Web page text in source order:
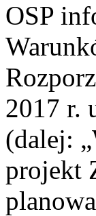
OSP
2017 r.
(dalej:
projekt